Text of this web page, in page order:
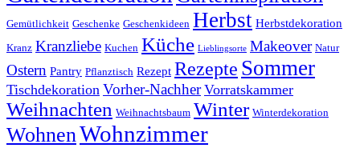
Gemütlichkeit Geschenke Geschenkideen Herbst Herbstdekoration
Kranz Kranzliebe Kuchen Küche Lieblingsorte Makeover Natur
Ostern Pantry Pflanztisch Rezept Rezepte Sommer
Tischdekoration Vorher-Nachher Vorratskammer
Weihnachten Weihnachtsbaum Winter Winterdekoration
WohnenWohnzimmer